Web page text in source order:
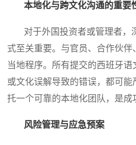
本地化与跨文化沟通的重要
对于外国投资者或管理者，
式至关重要。与官员、合作伙
当地程序。所有提交的西班牙
或文化误解导致的错误，都可
托一个可靠的本地化团队，是成
风险管理与应急预案